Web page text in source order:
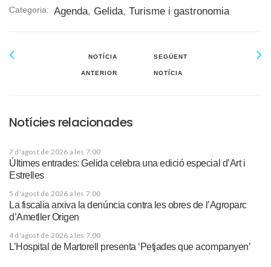
Categoria: Agenda, Gelida, Turisme i gastronomia
NOTÍCIA
ANTERIOR
SEGÜENT
NOTÍCIA
Notícies relacionades
7 d'agost de 2026 a les 7:00
Últimes entrades: Gelida celebra una edició especial d’Art i
Estrelles
5 d'agost de 2026 a les 7:00
La fiscalia arxiva la denúncia contra les obres de l’Agroparc
d’Ametller Origen
4 d'agost de 2026 a les 7:00
L’Hospital de Martorell presenta ‘Petjades que acompanyen’